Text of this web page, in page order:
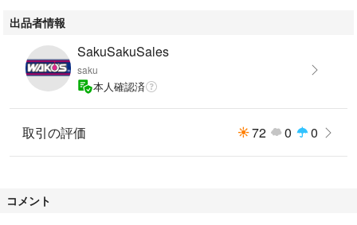
出品者情報
SakuSakuSales
saku
本人確認済
取引の評価 72 0 0
コメント